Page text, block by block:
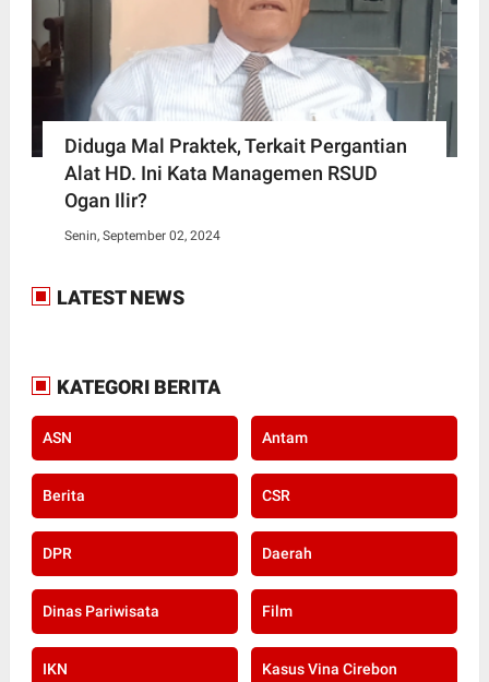
Diduga Mal Praktek, Terkait Pergantian
Alat HD. Ini Kata Managemen RSUD
Ogan Ilir?
Senin, September 02, 2024
LATEST NEWS
KATEGORI BERITA
ASN Antam
Berita CSR
DPR Daerah
Dinas Pariwisata Film
IKN Kasus Vina Cirebon